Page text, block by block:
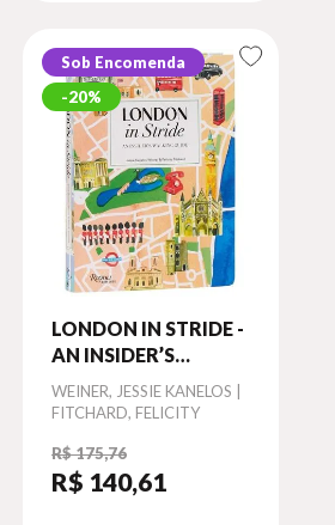
Sob Encomenda
20%
LONDON IN STRIDE -
AN INSIDER’S
WALKING GUIDE
Autor
WEINER, JESSIE KANELOS |
FITCHARD, FELICITY
R$ 175,76
R$ 140,61